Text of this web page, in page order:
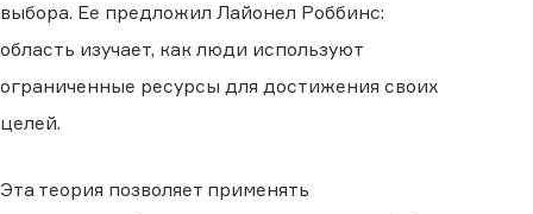
выбора. Ее предложил Лайонел Роббинс:
область изучает, как люди используют
ограниченные ресурсы для достижения своих
целей.
Эта теория позволяет применять